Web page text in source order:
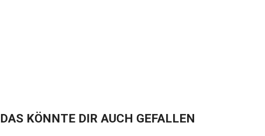
DAS KÖNNTE DIR AUCH GEFALLEN